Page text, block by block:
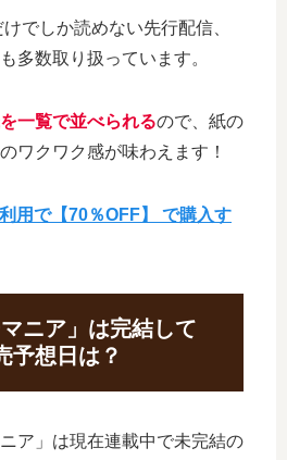
でしか読めない先行配信、
多数取り扱っています。
一覧で並べられるので、紙の
ワクワク感が味わえます！
用で【70％OFF】 で購入す
マニア」は完結して
予想日は？
ア」は現在連載中で未完結の